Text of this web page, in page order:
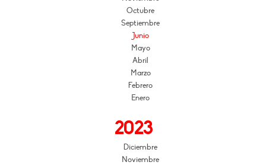
Octubre
Septiembre
Junio
Mayo
Abril
Marzo
Febrero
Enero
2023
Diciembre
Noviembre